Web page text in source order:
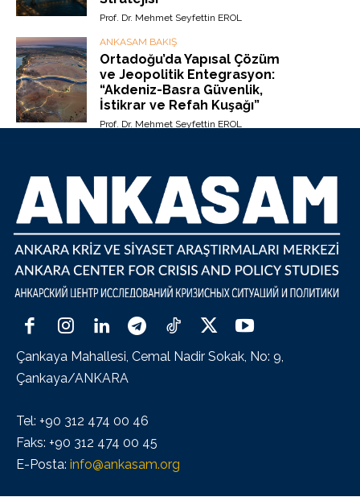
Prof. Dr. Mehmet Seyfettin EROL
ANKASAM BAKIŞ
Ortadoğu’da Yapısal Çözüm
ve Jeopolitik Entegrasyon:
“Akdeniz-Basra Güvenlik,
İstikrar ve Refah Kuşağı”
Prof. Dr. Mehmet Seyfettin EROL
Çankaya Mahallesi, Cemal Nadir Sokak, No: 9,
Çankaya/ANKARA
Tel: +90 312 474 00 46
Faks: +90 312 474 00 45
E-Posta: info@ankasam.org